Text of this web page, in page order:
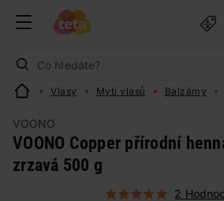
Vlasy Mytí vlasů Balzámy
VOONO
VOONO Copper přírodní
zrzavá 500 g
2